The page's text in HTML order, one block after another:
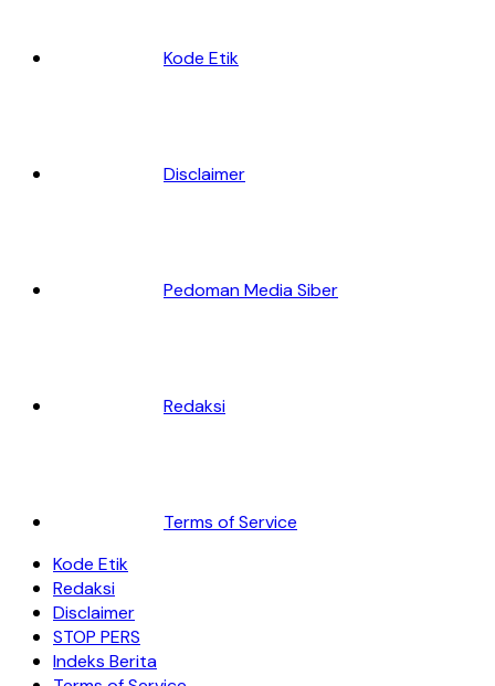
Kode Etik
Disclaimer
Pedoman Media Siber
Redaksi
Terms of Service
Kode Etik
Redaksi
Disclaimer
STOP PERS
Indeks Berita